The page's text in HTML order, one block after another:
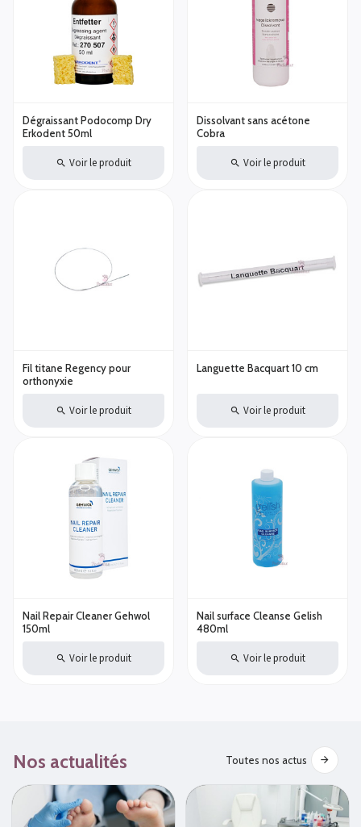
Dégraissant Podocomp Dry
Erkodent 50ml
Voir le produit
Dissolvant sans acétone
Cobra
Voir le produit
Fil titane Regency pour
orthonyxie
Voir le produit
Languette Bacquart 10 cm
Voir le produit
Nail Repair Cleaner Gehwol
150ml
Voir le produit
Nail surface Cleanse Gelish
480ml
Voir le produit
Nos actualités Toutes nos actus